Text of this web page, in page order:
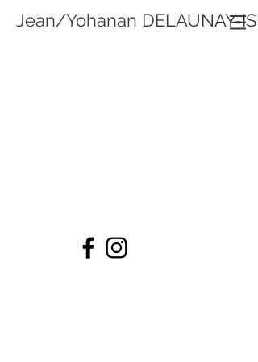
Jean/Yohanan DELAUNAY-